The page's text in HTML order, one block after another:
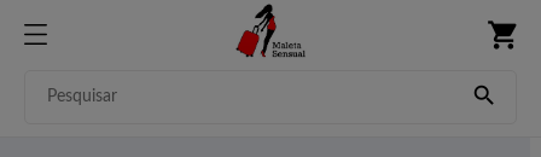
shopping_cart
